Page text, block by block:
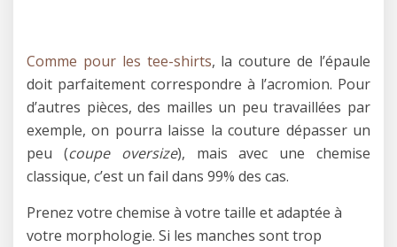
Comme pour les tee-shirts, la couture de l’épaule
doit parfaitement correspondre à l’acromion. Pour
d’autres pièces, des mailles un peu travaillées par
exemple, on pourra laisse la couture dépasser un
peu (coupe oversize), mais avec une chemise
classique, c’est un fail dans 99% des cas.
Prenez votre chemise à votre taille et adaptée à
votre morphologie. Si les manches sont trop